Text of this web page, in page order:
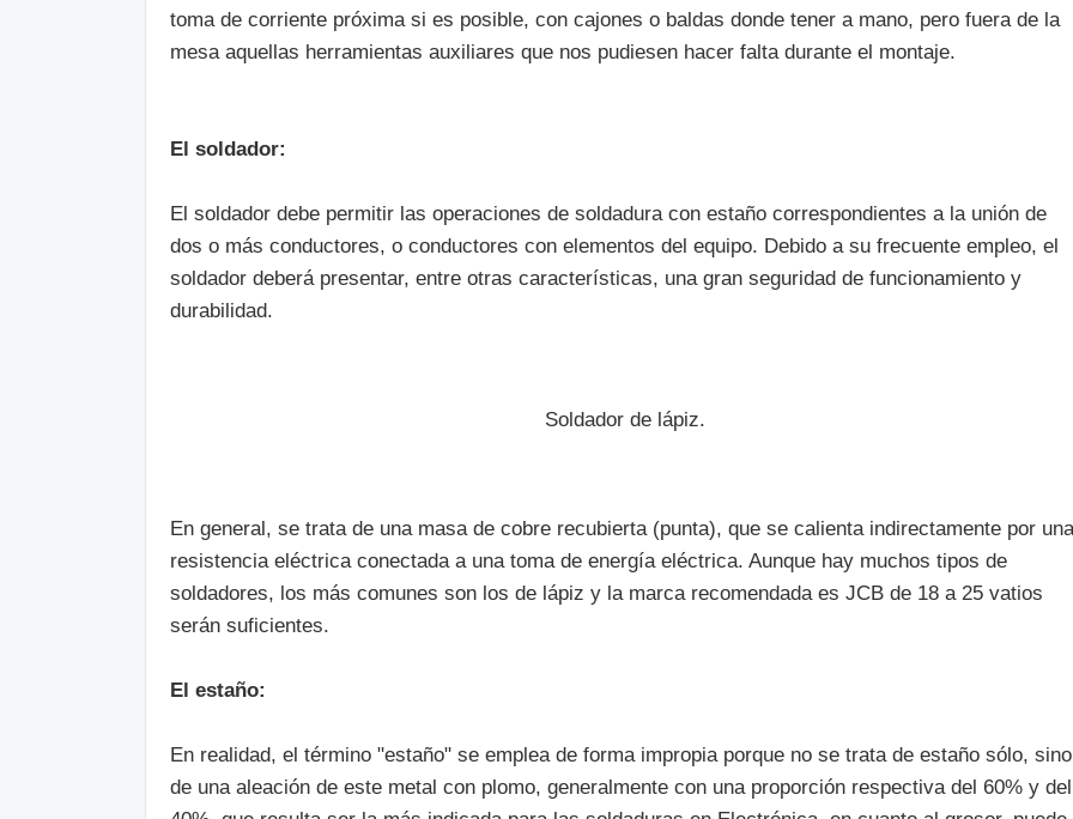
toma de corriente próxima si es posible, con cajones o baldas donde tener a mano, pero fuera de la
mesa aquellas herramientas auxiliares que nos pudiesen hacer falta durante el montaje.
El soldador:
El soldador debe permitir las operaciones de soldadura con estaño correspondientes a la unión de
dos o más conductores, o conductores con elementos del equipo. Debido a su frecuente empleo, el
soldador deberá presentar, entre otras características, una gran seguridad de funcionamiento y
durabilidad.
Soldador de lápiz.
En general, se trata de una masa de cobre recubierta (punta), que se calienta indirectamente por una
resistencia eléctrica conectada a una toma de energía eléctrica. Aunque hay muchos tipos de
soldadores, los más comunes son los de lápiz y la marca recomendada es JCB de 18 a 25 vatios
serán suficientes.
El estaño:
En realidad, el término "estaño" se emplea de forma impropia porque no se trata de estaño sólo, sino
de una aleación de este metal con plomo, generalmente con una proporción respectiva del 60% y del